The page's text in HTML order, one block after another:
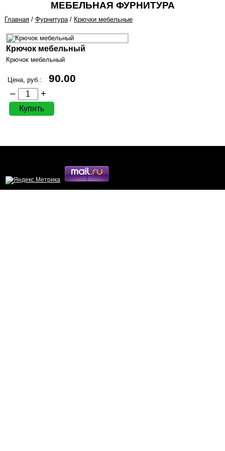
МЕБЕЛЬНАЯ ФУРНИТУРА
Главная/ Фурнитура/ Крючки мебельные
Крючок мебельный
Крючок мебельный
Цена, руб.: 90.00
– +